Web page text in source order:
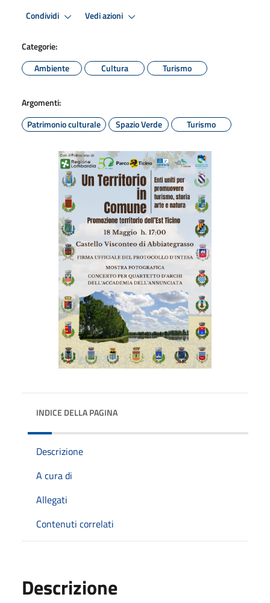
Condividi Vedi azioni
Categorie:
Ambiente
Cultura Turismo
Argomenti:
Patrimonio culturale
Spazio Verde Turismo
INDICE DELLA PAGINA
Descrizione
A cura di
Allegati
Contenuti correlati
Descrizione